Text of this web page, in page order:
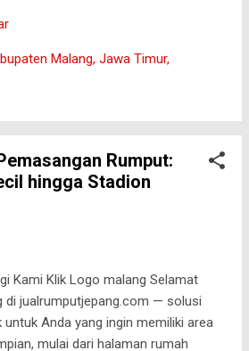
pendek. Biasanya digunakan
juga kuat dan mudah dirawat.
Memilih Rumput Tahan Lama?
tidak perlu repot memangkas atau
rumput secara berlebihan. Daya
— Cocok untuk area yang sering
seperti lapangan olahraga atau
atau terkena cuaca ekstrem.
Kami memiliki berbagai pilihan
unggulan, di antaranya: Rumput
— Rumput favorit untuk taman
Malang, Jawa Timur,
Rumput:
hingga Stadion
Kami Klik Logo malang Selamat
di jualrumputjepang.com — solusi
untuk Anda yang ingin memiliki area
mulai dari halaman rumah